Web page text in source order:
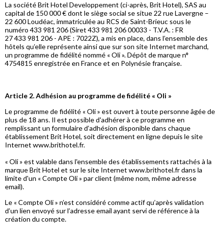
La société Brit Hotel Developpement (ci-après, Brit Hotel), SAS au
capital de 150 000 € dont le siège social se situe 22 rue Lavergne –
22 600 Loudéac, immatriculée au RCS de Saint-Brieuc sous le
numéro 433 981 206 (Siret 433 981 206 00033 - T.V.A. : FR
27 433 981 206 - APE : 7022Z), a mis en place, dans l’ensemble des
hôtels qu’elle représente ainsi que sur son site Internet marchand,
un programme de fidélité nommé « Oli ». Dépôt de marque n°
4754815 enregistrée en France et en Polynésie française.
Article 2. Adhésion au programme de fidélité « Oli »
Le programme de fidélité « Oli » est ouvert à toute personne âgée de
plus de 18 ans. Il est possible d'adhérer à ce programme en
remplissant un formulaire d’adhésion disponible dans chaque
établissement Brit Hotel, soit directement en ligne depuis le site
Internet www.brithotel.fr.
« Oli » est valable dans l'ensemble des établissements rattachés à la
marque Brit Hotel et sur le site Internet www.brithotel.fr dans la
limite d'un « Compte Oli » par client (même nom, même adresse
email).
Le « Compte Oli » n’est considéré comme actif qu’après validation
d’un lien envoyé sur l’adresse email ayant servi de référence à la
création du compte.